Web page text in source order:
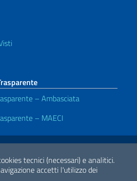
tecnici (necessari) e analitici.
accetti l'utilizzo dei
– Ambasciata
– MAECI